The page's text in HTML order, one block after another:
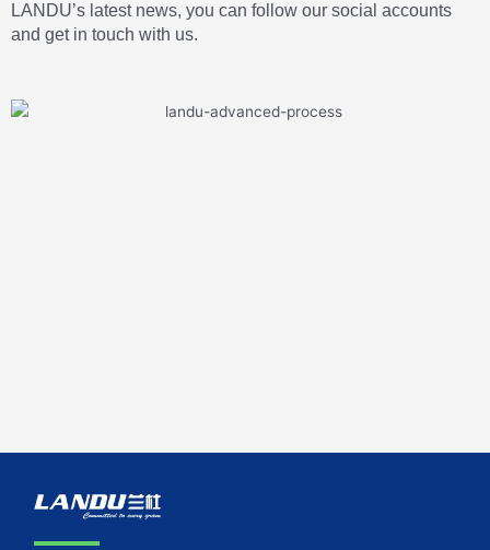
LANDU’s latest news, you can follow our social accounts
and get in touch with us.